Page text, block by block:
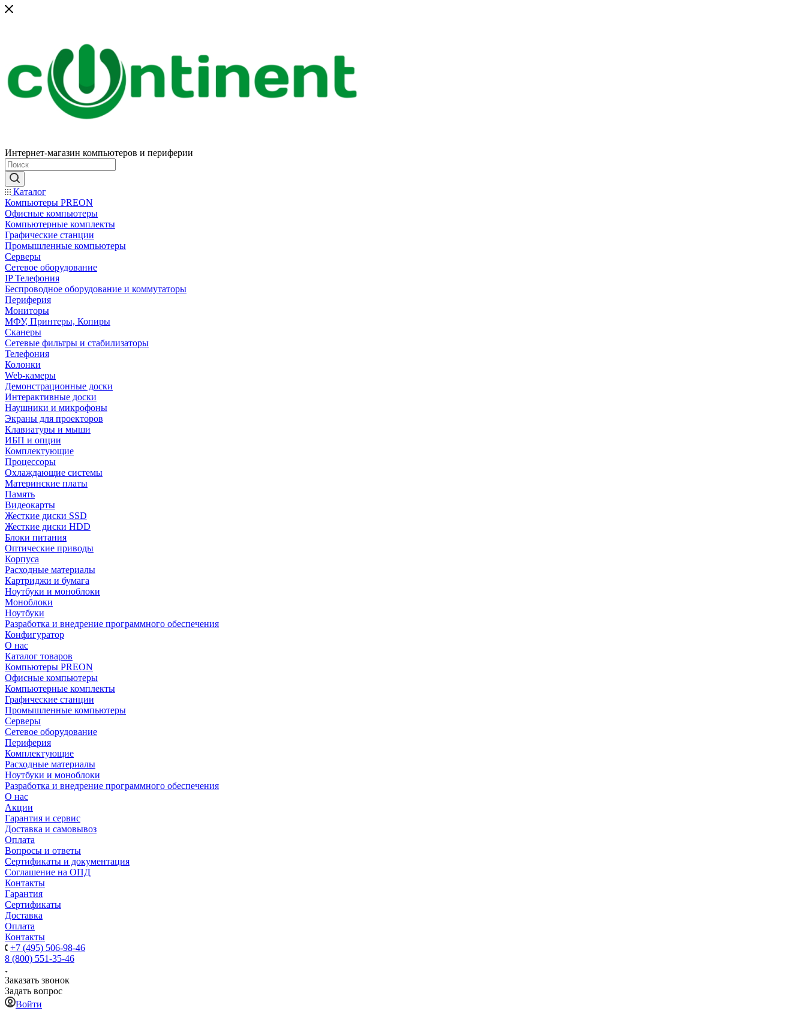
Интернет-магазин компьютеров и периферии
Каталог
Компьютеры PREON
Офисные компьютеры
Компьютерные комплекты
Графические станции
Промышленные компьютеры
Серверы
Сетевое оборудование
IP Телефония
Беспроводное оборудование и коммутаторы
Периферия
Мониторы
МФУ, Принтеры, Копиры
Сканеры
Сетевые фильтры и стабилизаторы
Телефония
Колонки
Web-камеры
Демонстрационные доски
Интерактивные доски
Наушники и микрофоны
Экраны для проекторов
Клавиатуры и мыши
ИБП и опции
Комплектующие
Процессоры
Охлаждающие системы
Материнские платы
Память
Видеокарты
Жесткие диски SSD
Жесткие диски HDD
Блоки питания
Оптические приводы
Корпуса
Расходные материалы
Картриджи и бумага
Ноутбуки и моноблоки
Моноблоки
Ноутбуки
Разработка и внедрение программного обеспечения
Конфигуратор
О нас
Каталог товаров
Компьютеры PREON
Офисные компьютеры
Компьютерные комплекты
Графические станции
Промышленные компьютеры
Серверы
Сетевое оборудование
Периферия
Комплектующие
Расходные материалы
Ноутбуки и моноблоки
Разработка и внедрение программного обеспечения
О нас
Акции
Гарантия и сервис
Доставка и самовывоз
Оплата
Вопросы и ответы
Сертификаты и документация
Соглашение на ОПД
Контакты
Гарантия
Сертификаты
Доставка
Оплата
Контакты
+7 (495) 506-98-46
8 (800) 551-35-46
Заказать звонок
Задать вопрос
Войти